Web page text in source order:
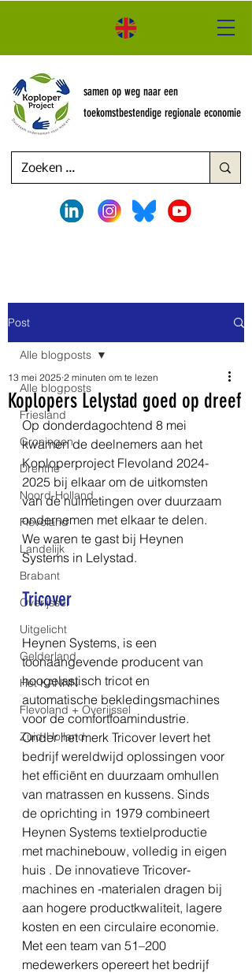
samen op weg naar een
toekomstbestendige regionale economie
Post
Alle blogposts
Friesland
Groningen
Drenthe
Noord-Holland
Flevoland
Landelijk
Brabant
Overijssel
Uitgelicht
Gelderland
Het KANNN
Flevoland + Overijssel
Zuid-Holland
Alle blogposts
Koplopers Lelystad goed op dreef
13 mei 2025 2 minuten om te lezen
Op donderdagochtend 8 mei
kwamen de deelnemers aan het
Koploperproject Flevoland 2024-
2025 bij elkaar om de uitkomsten
van de nulmetingen over duurzaam
ondernemen met elkaar te delen.
We waren te gast bij Heynen
Systems in Lelystad.
Tricover
Heynen Systems, is een
toonaangevende producent van
hoogelastisch tricot en
automatische bekledingsmachines
voor de comfortfoamindustrie.
Onder het merk Tricover levert het
bedrijf wereldwijd oplossingen voor
het efficiënt en duurzaam omhullen
van matrassen en kussens. Sinds
de oprichting in 1979 combineert
Heynen Systems textielproductie
met machinebouw, volledig in eigen
huis . De innovatieve Tricover-
machines en -materialen dragen bij
aan hogere productkwaliteit, lagere
kosten en een circulaire economie.
Met een team van 51–200
medewerkers opereert het bedrijf